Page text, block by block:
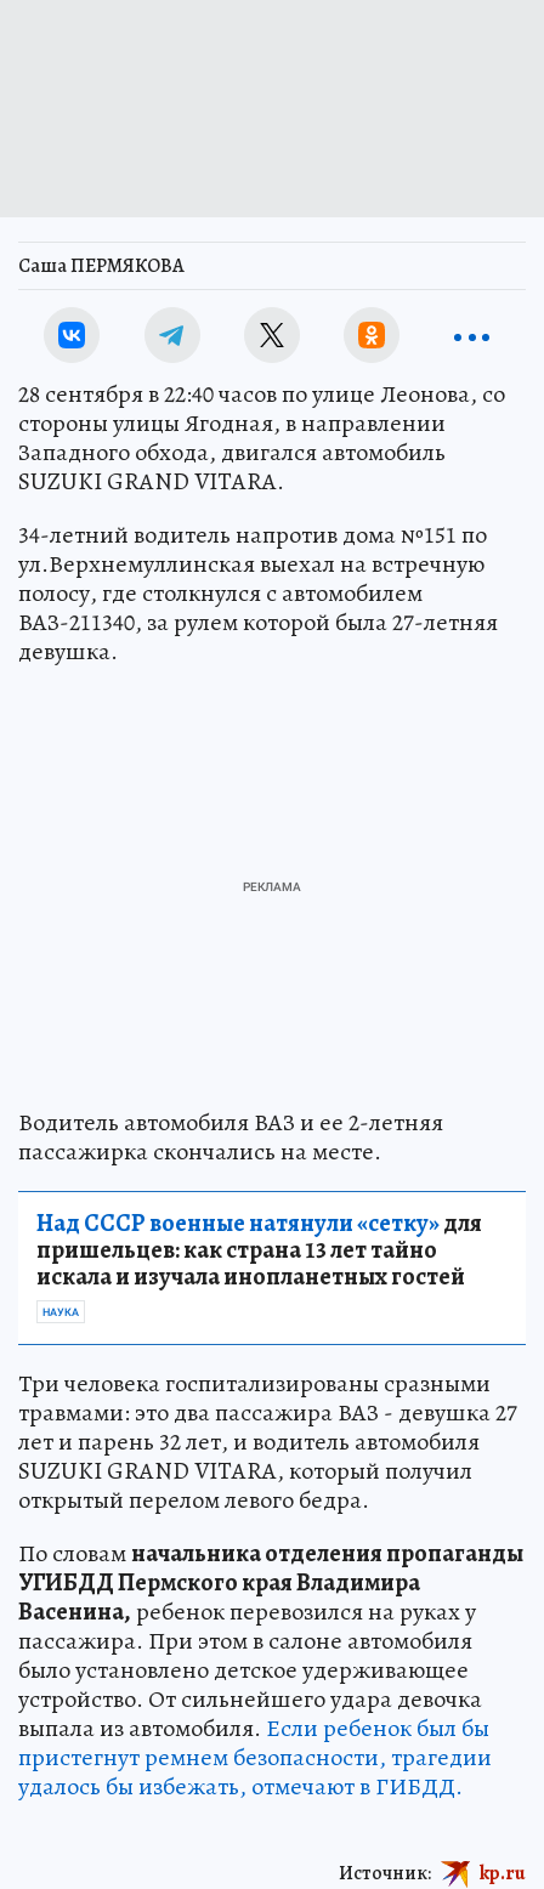
Саша ПЕРМЯКОВА
28 сентября в 22:40 часов по улице Леонова, со
стороны улицы Ягодная, в направлении
Западного обхода, двигался автомобиль
SUZUKI GRAND VITARA.
34-летний водитель напротив дома №151 по
ул.Верхнемуллинская выехал на встречную
полосу, где столкнулся с автомобилем
ВАЗ-211340, за рулем которой была 27-летняя
девушка.
Водитель автомобиля ВАЗ и ее 2-летняя
пассажирка скончались на месте.
Над СССР военные натянули «сетку»для
пришельцев: как страна 13 лет тайно
искала и изучала инопланетных гостей
НАУКА
Три человека госпитализированы сразными
травмами: это два пассажира ВАЗ - девушка 27
лет и парень 32 лет, и водитель автомобиля
SUZUKI GRAND VITARA, который получил
открытый перелом левого бедра.
По словамначальника отделения пропаганды
УГИБДД Пермского края Владимира
Васенина,ребенок перевозился на руках у
пассажира. При этом в салоне автомобиля
было установлено детское удерживающее
устройство. От сильнейшего удара девочка
выпала из автомобиля. Если ребенок был бы
пристегнут ремнем безопасности, трагедии
удалось бы избежать, отмечают в ГИБДД.
Источник: kp.ru